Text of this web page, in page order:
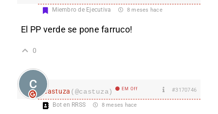
Miembro de Ejecutiva 8 meses hace
El PP verde se pone farruco!
0
castuza (@castuza) EM Off #3170746
Bot en RRSS 8 meses hace